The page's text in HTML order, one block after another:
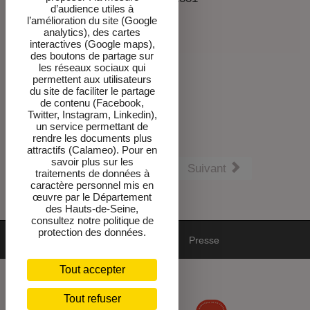
Conclusion
Bernard Degout
Présentation des intervenants
Précédent Suivant
Mentions DPO-cookies Newsletter Presse
Accessibilité : non conforme
d’audience utiles à
l’amélioration du site (Google
analytics), des cartes
interactives (Google maps),
des boutons de partage sur
les réseaux sociaux qui
permettent aux utilisateurs
du site de faciliter le partage
de contenu (Facebook,
Twitter, Instagram, Linkedin),
un service permettant de
rendre les documents plus
attractifs (Calameo). Pour en
savoir plus sur les
traitements de données à
caractère personnel mis en
œuvre par le Département
des Hauts-de-Seine,
consultez notre politique de
protection des données.
Tout accepter
Tout refuser